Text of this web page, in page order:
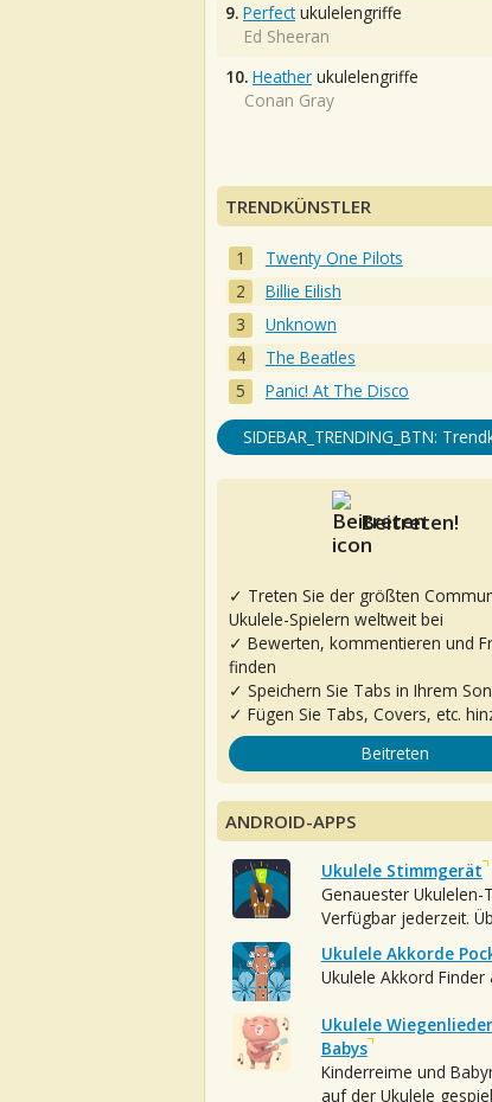
9. Perfectukulelengriffe
Ed Sheeran
10. Heather ukulelengriffe
Conan Gray
TRENDKÜNSTLER
Twenty One Pilots
Billie Eilish
Unknown
The Beatles
Panic! At The Disco
SIDEBAR_TRENDING_BTN:
Beitreten!
✓ Treten Sie der größten
Ukulele-Spielern weltweit bei
✓ Bewerten, kommentieren und
finden
✓ Speichern Sie Tabs in Ihrem
✓ Fügen Sie Tabs, Covers, etc.
Beitreten
ANDROID-APPS
Ukulele Stimmgerät
Genauester Ukulelen-
Verfügbar jederzeit.
Ukulele Akkorde
Ukulele Akkord Finder
Ukulele
Babys
Kinderreime und
auf der Ukulele